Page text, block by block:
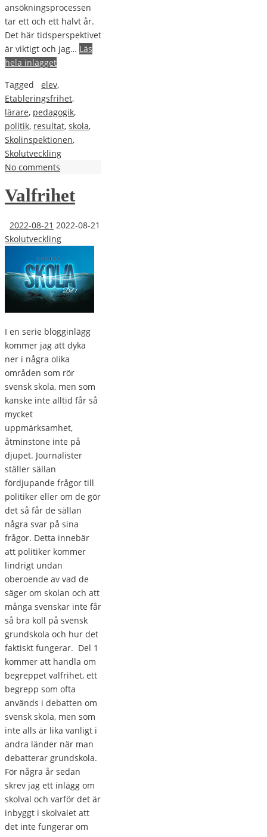
ansökningsprocessen
tar ett och ett halvt år.
Det här tidsperspektivet
är viktigt och jag… Läs
hela inlägget
Tagged
elev,
Etableringsfrihet,
lärare, pedagogik,
politik, resultat, skola,
Skolinspektionen,
Skolutveckling
No comments
Valfrihet
2022-08-21 2022-08-21
Skolutveckling
I en serie blogginlägg
kommer jag att dyka
ner i några olika
områden som rör
svensk skola, men som
kanske inte alltid får så
mycket
uppmärksamhet,
åtminstone inte på
djupet. Journalister
ställer sällan
fördjupande frågor till
politiker eller om de gör
det så får de sällan
några svar på sina
frågor. Detta innebär
att politiker kommer
lindrigt undan
oberoende av vad de
säger om skolan och att
många svenskar inte får
så bra koll på svensk
grundskola och hur det
faktiskt fungerar. Del 1
kommer att handla om
begreppet valfrihet, ett
begrepp som ofta
används i debatten om
svensk skola, men som
inte alls är lika vanligt i
andra länder när man
debatterar grundskola.
För några år sedan
skrev jag ett inlägg om
skolval och varför det är
inbyggt i skolvalet att
det inte fungerar om